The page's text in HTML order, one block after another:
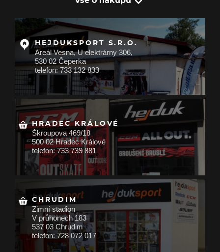
HEJDUKSPORT S.R.O.
Areál Vesna, U elektrárny 306,
530 02 Čeperka
telefon: 733 132 833
HRADEC KRÁLOVÉ
Škroupova 469/18
500 02 Hradec Králové
telefon: 733 739 881
CHRUDIM
Zimní stadion
V průhonech 183
537 03 Chrudim
telefon: 728 072 017